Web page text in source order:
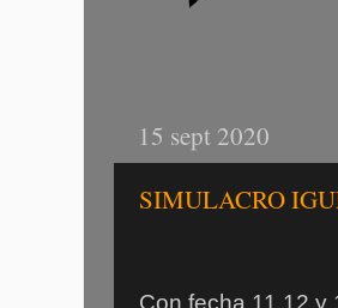
15 sept 2020
SIMULACRO